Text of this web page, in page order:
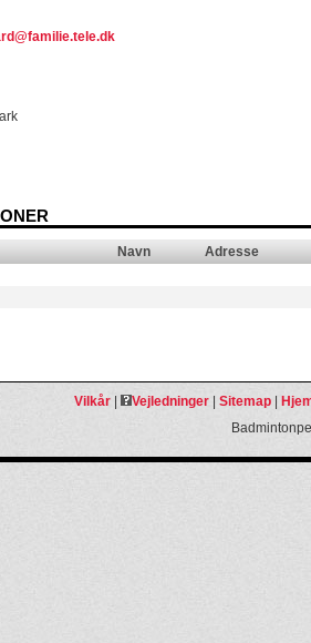
Navn
Adresse
Vilkår| Vejledninger| Sitemap|